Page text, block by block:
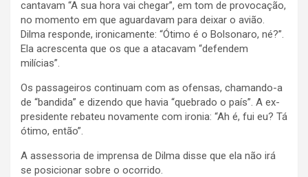
cantavam “A sua hora vai chegar”, em tom de provocação,
no momento em que aguardavam para deixar o avião.
Dilma responde, ironicamente: “Ótimo é o Bolsonaro, né?”.
Ela acrescenta que os que a atacavam “defendem
milícias”.
Os passageiros continuam com as ofensas, chamando-a
de “bandida” e dizendo que havia “quebrado o país”. A ex-
presidente rebateu novamente com ironia: “Ah é, fui eu? Tá
ótimo, então”.
A assessoria de imprensa de Dilma disse que ela não irá
se posicionar sobre o ocorrido.